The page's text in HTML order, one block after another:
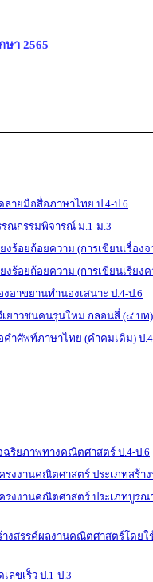
า 2565
ายมือสื่อภาษาไทย ป.4-ป.6
ณกรรมพิจารณ์ ม.1-ม.3
งร้อยถ้อยความ (การเขียนเรื่องจ
งร้อยถ้อยความ (การเขียนเรียงค
อาขยานทำนองเสนาะ ป.4-ป.6
ยาวชนคนรุ่นใหม่ กลอนสี่ (๔ บท)
ำศัพท์ภาษาไทย (คำคมเดิม) ป
ริยภาพทางคณิตศาสตร์ ป.4-ป.6
รงงานคณิตศาสตร์ ประเภทสร้
รงงานคณิตศาสตร์ ประเภทบูร
งสรรค์ผลงานคณิตศาสตร์โดยใช้
ลขเร็ว ป.1-ป.3